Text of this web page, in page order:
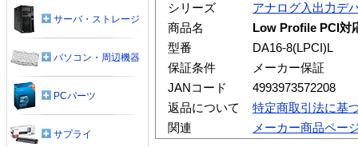
シリーズ
アナログ入出力デ
商品名
Low Profile PCI対
型番
DA16-8(LPCI)L
保証条件
メーカー保証
JANコード
4993973572208
返品について
特定商取引法に基
関連
メーカー商品ペー
サーバ・ストレージ
パソコン・周辺機器
PCパーツ
サプライ